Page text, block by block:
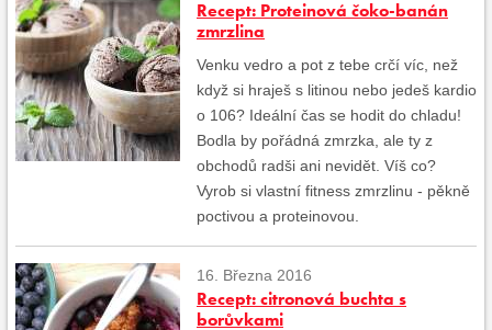
Recept: Proteinová čoko-banán
zmrzlina
Venku vedro a pot z tebe crčí víc, než
když si hraješ s litinou nebo jedeš kardio
o 106? Ideální čas se hodit do chladu!
Bodla by pořádná zmrzka, ale ty z
obchodů radši ani nevidět. Víš co?
Vyrob si vlastní fitness zmrzlinu - pěkně
poctivou a proteinovou.
16. Března 2016
Recept: citronová buchta s
borůvkami